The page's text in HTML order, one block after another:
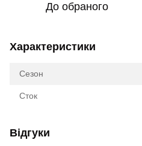
До обраного
Характеристики
Сезон
Сток
Відгуки